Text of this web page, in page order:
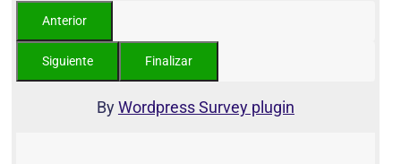
ByWordpress Survey plugin